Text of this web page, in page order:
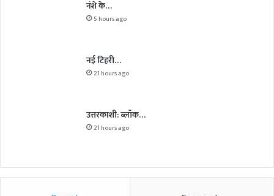
नंशे के…
5 hours ago
नई टिहरी…
21 hours ago
उत्तरकाशी: ब्लॉक…
21 hours ago